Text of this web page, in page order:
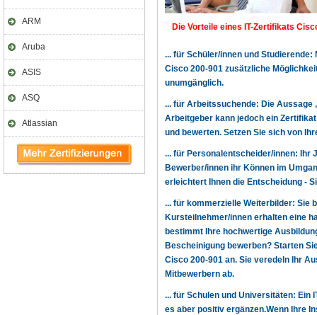
ARM
Aruba
ASIS
ASQ
Atlassian
Die Vorteile eines IT-Zertifikats
... für Schüler/innen und
Cisco 200-901 zusätzliche
unumgänglich.
... für Arbeitssuchende: Die Aussage
Arbeitgeber kann jedoch ein
und bewerten. Setzen Sie sich von
... für Personalentscheider/innen: Ihr
Bewerber/innen ihr Können im
erleichtert Ihnen die Entscheidung -
... für kommerzielle Weiterbilder: Sie
Kursteilnehmer/innen erhalten eine
bestimmt Ihre hochwertige
Bescheinigung bewerben? Starten
Cisco 200-901 an. Sie veredeln Ihr
Mitbewerbern ab.
... für Schulen und Universitäten: Ein
es aber positiv ergänzen.Wenn Ihre